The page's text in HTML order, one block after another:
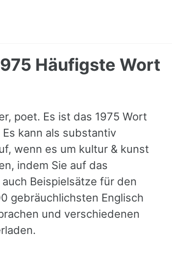
Häufigste Wort
poet. Es ist das 1975 Wort
kann als substantiv
wenn es um kultur & kunst
indem Sie auf das
Beispielsätze für den
gebräuchlichsten Englisch
und verschiedenen